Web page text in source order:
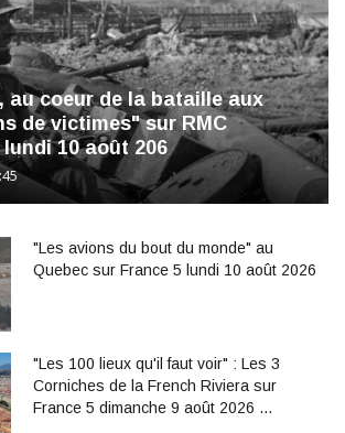
au coeur de la bataille aux
de victimes" sur RMC
10 août 206
"Les avions du bout du monde" au
Quebec sur France 5 lundi 10 août 2026
"Les 100 lieux qu'il faut voir" : Les 3
Corniches de la French Riviera sur
France 5 dimanche 9 août 2026 …